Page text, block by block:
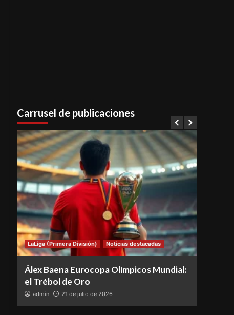
Carrusel de publicaciones
LaLiga (Primera División) Noticias destacadas
Álex Baena Eurocopa Olímpicos Mundial:
el Trébol de Oro
admin 21 de julio de 2026